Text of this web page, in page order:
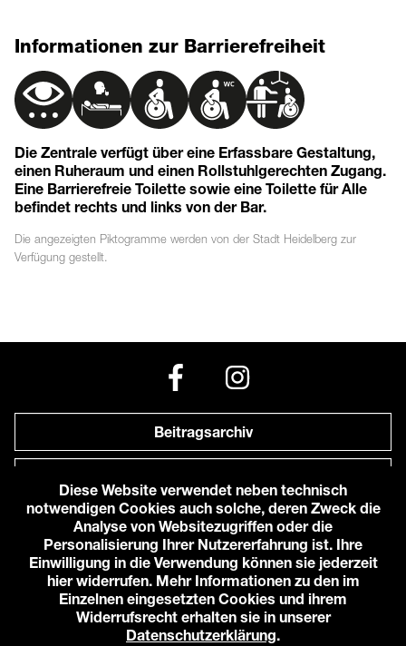
Informationen zur Barrierefreiheit
Die Zentrale verfügt über eine Erfassbare Gestaltung,
einen Ruheraum und einen Rollstuhlgerechten Zugang.
Eine Barrierefreie Toilette sowie eine Toilette für Alle
befindet rechts und links von der Bar.
Die angezeigten Piktogramme werden von der Stadt Heidelberg zur
Verfügung gestellt.
Beitragsarchiv
Anfahrt zu uns
© 2026 Karlstorbahnhof e.V.
Impressum
Datenschutzerklärung
Cookie-Einstellungen
Diese Website verwendet neben technisch
notwendigen Cookies auch solche, deren Zweck die
Analyse von Websitezugriffen oder die
Personalisierung Ihrer Nutzererfahrung ist. Ihre
Einwilligung in die Verwendung können sie jederzeit
hier widerrufen. Mehr Informationen zu den im
Einzelnen eingesetzten Cookies und ihrem
Widerrufsrecht erhalten sie in unserer
Datenschutzerklärung.